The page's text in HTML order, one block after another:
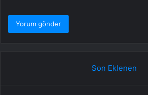
Son Eklenen